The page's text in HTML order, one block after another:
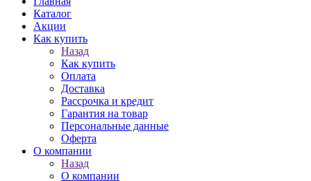
Каталог
Акции
Как купить
Назад
Как купить
Оплата
Доставка
Рассрочка и кредит
Гарантия на товар
Персональные данные
Оферта
О компании
Назад
О компании